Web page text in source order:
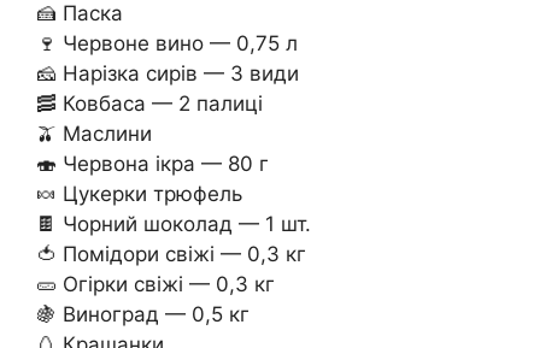
🍰 Паска
🍷 Червоне вино — 0,75 л
🧀 Нарізка сирів — 3 види
🥓 Ковбаса — 2 палиці
🫒 Маслини
🍣 Червона ікра — 80 г
🍬 Цукерки трюфель
🍫 Чорний шоколад — 1 шт.
🍅 Помідори свіжі — 0,3 кг
🥒 Огірки свіжі — 0,3 кг
🍇 Виноград — 0,5 кг